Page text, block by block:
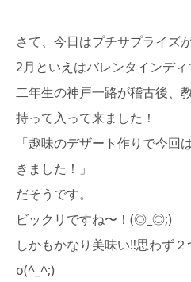
さて、今日はプチサプライズ
2月といえはバレンタインデ
二年生の神戸一路が稽古後、
持って入って来ました！
「趣味のデザート作りで今回
きました！」
だそうです。
ビックリですね〜！(◎_◎;)
しかもかなり美味い‼︎思わず
σ(^_^;)